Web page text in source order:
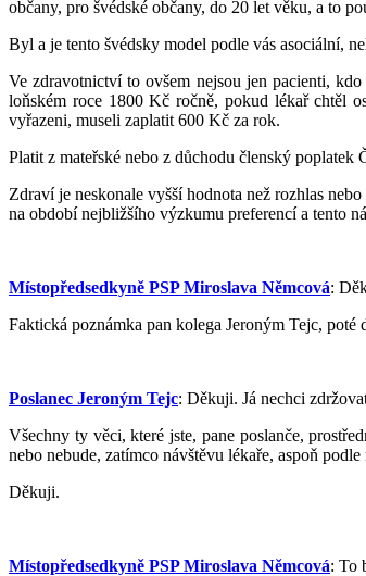
občany, pro švédské občany, do 20 let věku, a to
Byl a je tento švédsky model podle vás asociální,
Ve zdravotnictví to ovšem nejsou jen pacienti,
loňském roce 1800 Kč ročně, pokud lékař chtěl
vyřazeni, museli zaplatit 600 Kč za rok.
Platit z mateřské nebo z důchodu členský
Zdraví je neskonale vyšší hodnota než rozhlas
na období nejbližšího výzkumu preferencí a tento
Místopředsedkyně PSP Miroslava Němcová:
Faktická poznámka pan kolega Jeroným Tejc,
Poslanec Jeroným Tejc: Děkuji. Já nechci
Všechny ty věci, které jste, pane poslanče,
nebo nebude, zatímco návštěvu lékaře, aspoň
Děkuji.
Místopředsedkyně PSP Miroslava Němcová: To